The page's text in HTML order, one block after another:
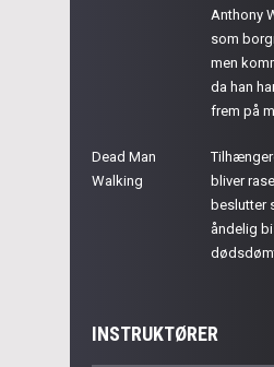
Anthony
som
men
da han
frem på
Dead Man
Walking
bliver
beslutter
åndelig
INSTRUKTØRER